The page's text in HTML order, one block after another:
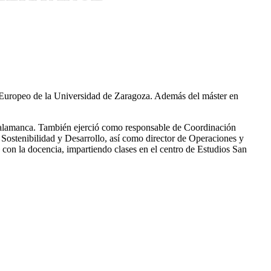
de la Universidad de Zaragoza. Además del máster en
También ejerció como responsable de Coordinación
y Desarrollo, así como director de Operaciones y
la docencia, impartiendo clases en el centro de Estudios San